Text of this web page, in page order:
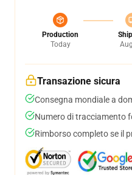
Production
Today
Transazione sicura
Consegna mondiale a
Numero di tracciamento
Rimborso completo se il